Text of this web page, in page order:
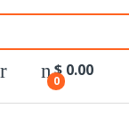
0
$ 0.00